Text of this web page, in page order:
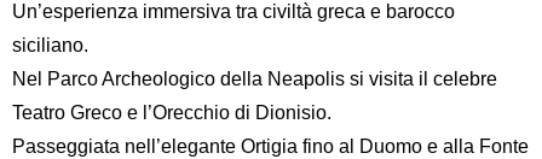
Un’esperienza immersiva tra civiltà greca e barocco
siciliano.
Nel Parco Archeologico della Neapolis si visita il celebre
Teatro Greco e l’Orecchio di Dionisio.
Passeggiata nell’elegante Ortigia fino al Duomo e alla Fonte